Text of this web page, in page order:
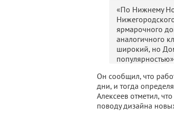
«По Нижнему
ярмарочного
аналогичного
широкий, но
Он сообщил, что
дни, и тогда
Алексеев отметил,
поводу дизайна